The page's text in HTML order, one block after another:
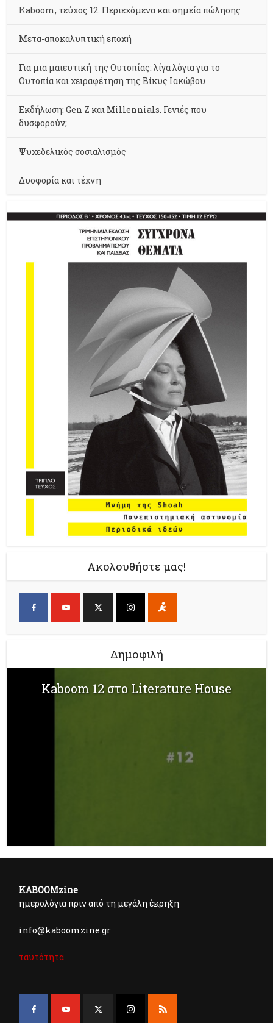
Kaboom, τεύχος 12. Περιεχόμενα και σημεία πώλησης
Μετα-αποκαλυπτική εποχή
Για μια μαιευτική της Ουτοπίας: λίγα λόγια για το
Ουτοπία και χειραφέτηση της Βίκυς Ιακώβου
Εκδήλωση: Gen Z και Millennials. Γενιές που
δυσφορούν;
Ψυχεδελικός σοσιαλισμός
Δυσφορία και τέχνη
Ακολουθήστε μας!
Δημοφιλή
Kaboom 12 στο Literature House
KABOOMzine
ημερολόγια πριν από τη μεγάλη έκρηξη
info@kaboomzine.gr
ταυτότητα